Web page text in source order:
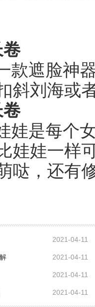
款遮脸神
斜刘海或
娃是每个
娃娃一样
哒，还有
2021-04-11
2021-04-11
2021-04-11
2021-04-11